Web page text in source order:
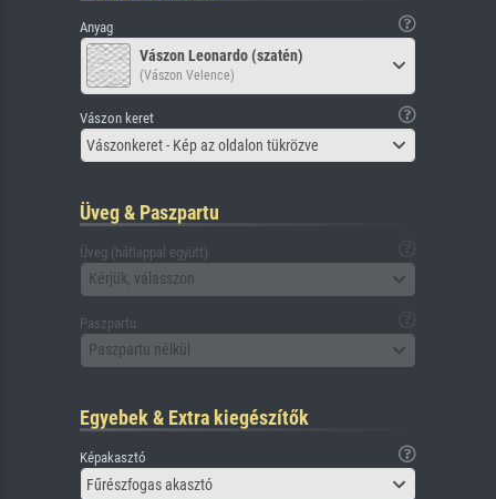
Anyag
Vászon Leonardo (szatén)
(Vászon Velence)
Vászon keret
Vászonkeret - Kép az oldalon tükrözve
Üveg & Paszpartu
Üveg (hátlappal együtt)
Kérjük, válasszon
Paszpartu
Paszpartu nélkül
Egyebek & Extra kiegészítők
Képakasztó
Fűrészfogas akasztó